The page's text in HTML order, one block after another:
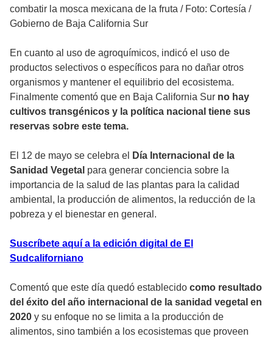
combatir la mosca mexicana de la fruta / Foto: Cortesía /
Gobierno de Baja California Sur
En cuanto al uso de agroquímicos, indicó el uso de
productos selectivos o específicos para no dañar otros
organismos y mantener el equilibrio del ecosistema.
Finalmente comentó que en Baja California Sur no hay
cultivos transgénicos y la política nacional tiene sus
reservas sobre este tema.
El 12 de mayo se celebra el
Día Internacional de la
Sanidad Vegetal para generar conciencia sobre la
importancia de la salud de las plantas para la calidad
ambiental, la producción de alimentos, la reducción de la
pobreza y el bienestar en general.
Suscríbete aquí a la edición digital de El
Sudcaliforniano
Comentó que este día quedó establecido como resultado
del éxito del año internacional de la sanidad vegetal en
2020 y su enfoque no se limita a la producción de
alimentos, sino también a los ecosistemas que proveen